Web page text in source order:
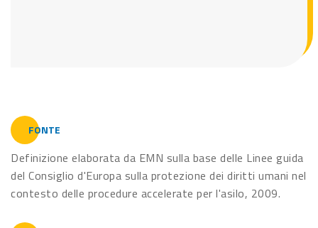
FONTE
Definizione elaborata da EMN sulla base delle Linee guida
del Consiglio d'Europa sulla protezione dei diritti umani nel
contesto delle procedure accelerate per l'asilo, 2009.